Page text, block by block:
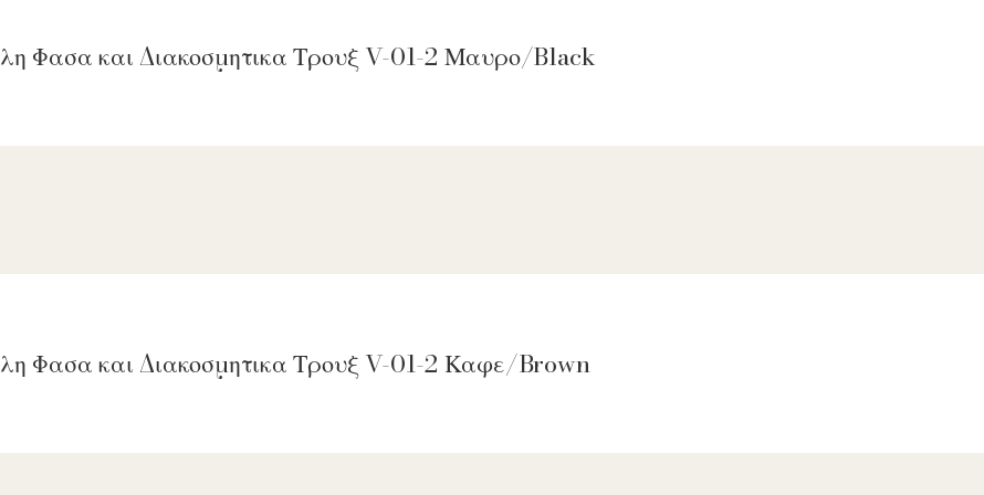
Φασα και Διακοσμητικα Τρουξ V-01-2 Μαυρο/Black
Φασα και Διακοσμητικα Τρουξ V-01-2 Καφε/Brown